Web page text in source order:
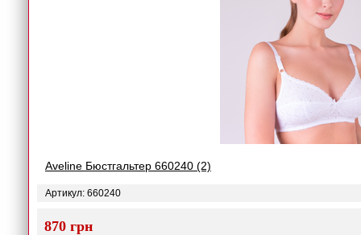
Aveline Бюстгальтер 660240 (2)
Артикул: 660240
870 грн